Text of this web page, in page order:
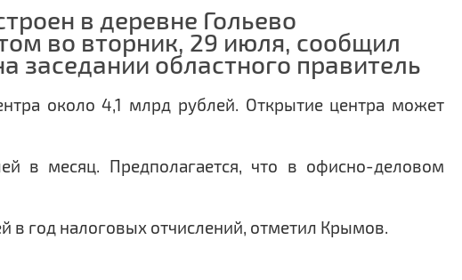
в деревне Гольево
во вторник, 29 июля, сообщил
заседании областного правитель
около 4,1 млрд рублей. Открытие центра может
в месяц. Предполагается, что в офисно-деловом
в год налоговых отчислений, отметил Крымов.